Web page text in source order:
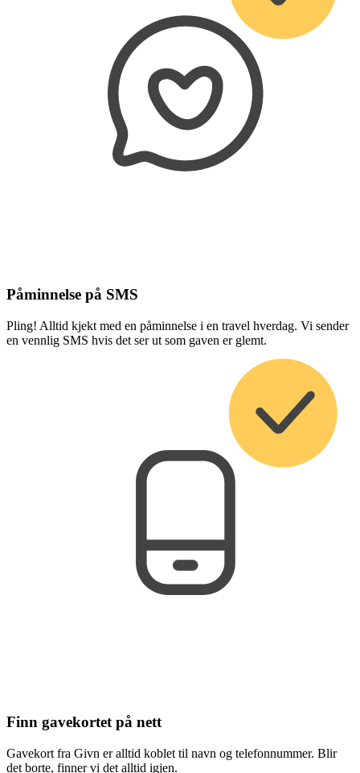
Påminnelse på SMS
Pling! Alltid kjekt med en påminnelse i en travel hverdag. Vi sender
en vennlig SMS hvis det ser ut som gaven er glemt.
Finn gavekortet på nett
Gavekort fra Givn er alltid koblet til navn og telefonnummer. Blir
det borte, finner vi det alltid igjen.